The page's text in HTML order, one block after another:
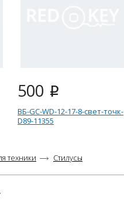
500 i
ВБ-GC-WD-12-17-8-свет-точк-
D89-11355
техники Стилусы